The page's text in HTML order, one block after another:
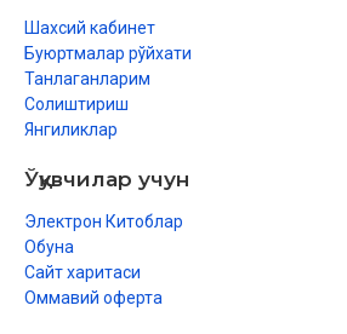
Шахсий кабинет
Буюртмалар рўйхати
Танлаганларим
Солиштириш
Янгиликлар
Ўқувчилар учун
Электрон Китоблар
Обуна
Сайт харитаси
Оммавий оферта